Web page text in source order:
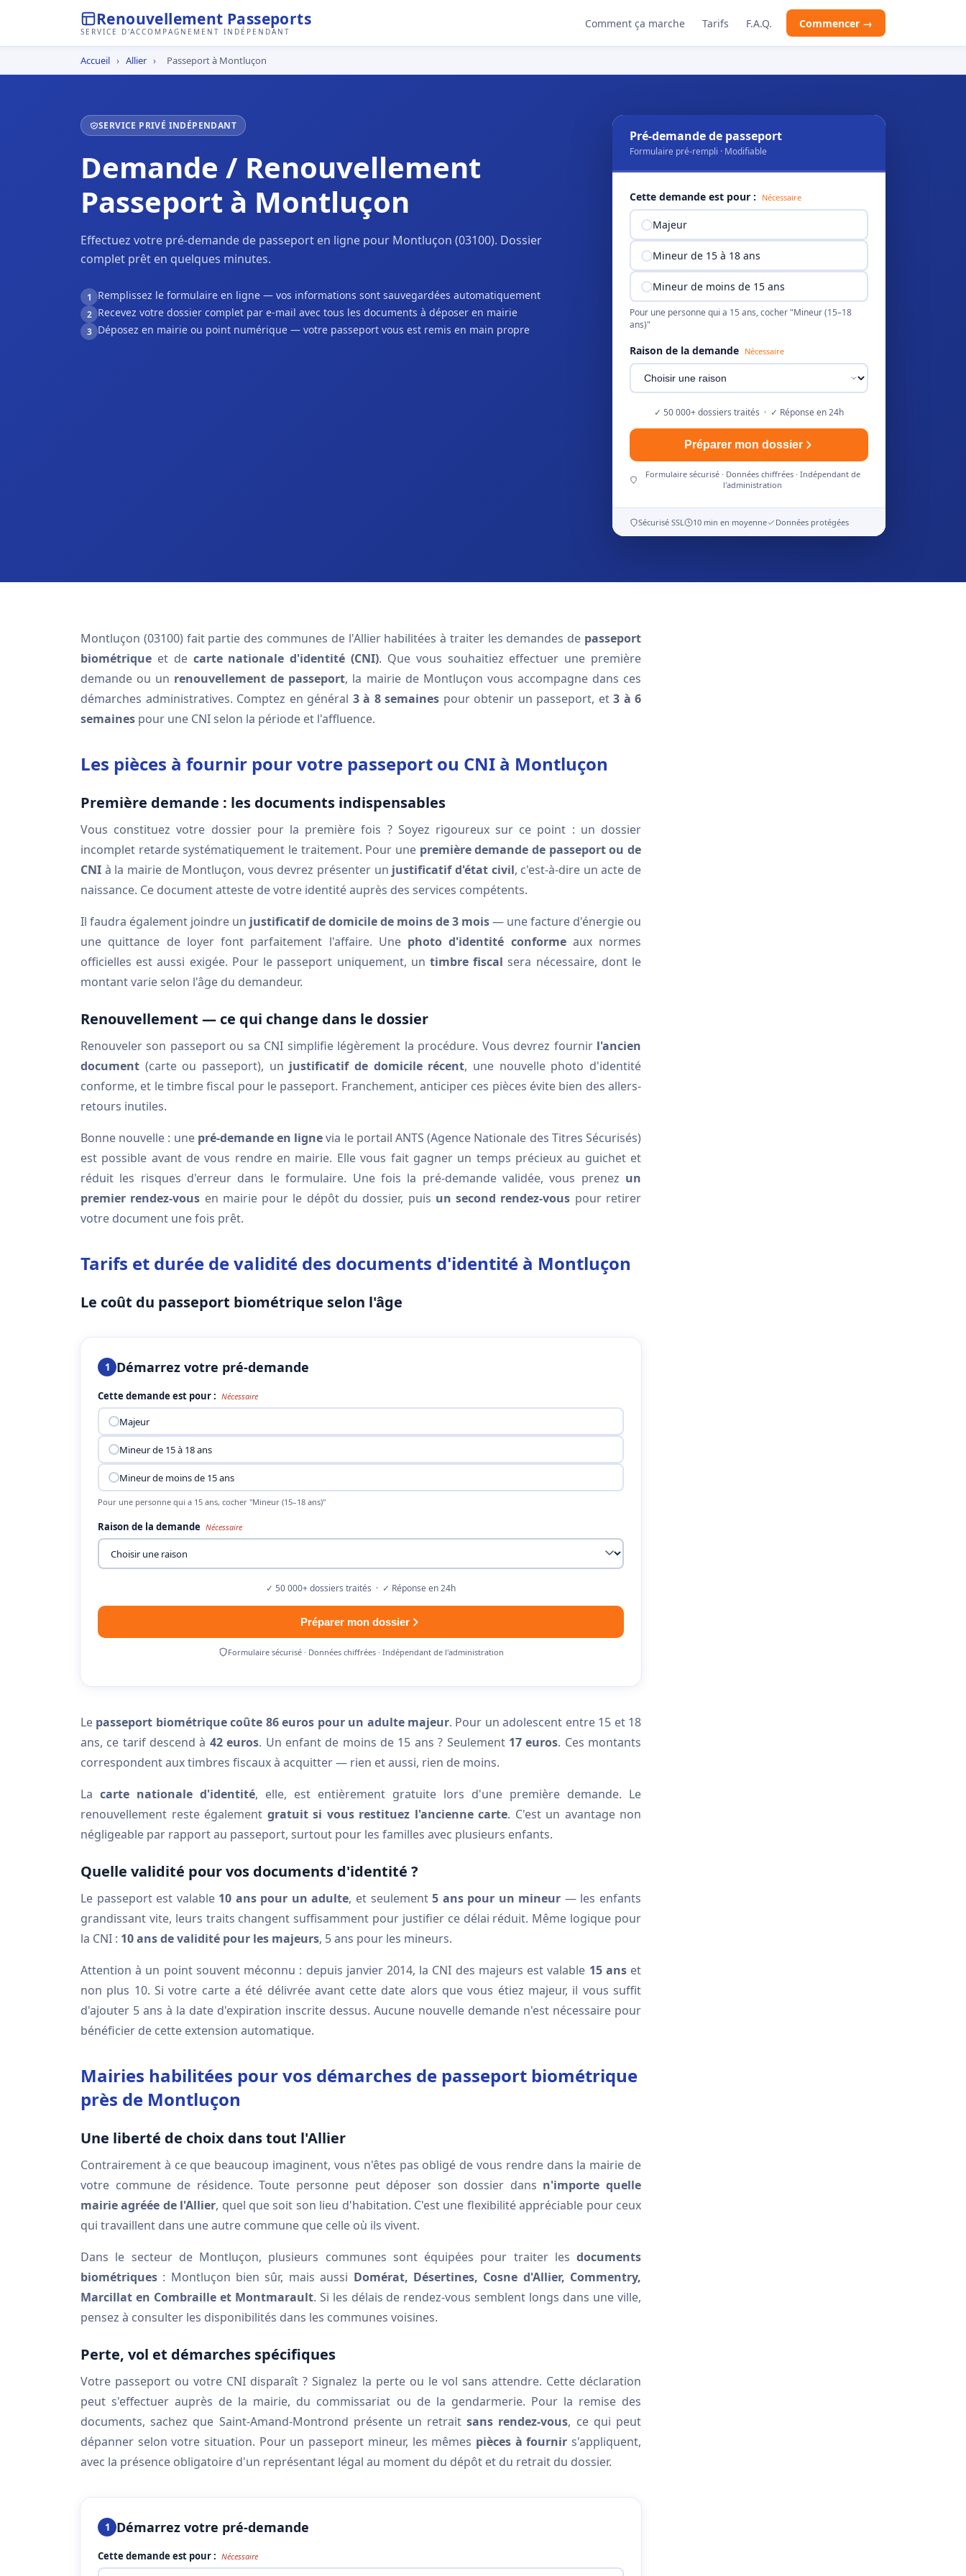
Renouvellement Passeports
SERVICE D'ACCOMPAGNEMENT INDÉPENDANT
Comment ça marche Tarifs F.A.Q. Commencer →
Accueil › Allier › Passeport à Montluçon
SERVICE PRIVÉ INDÉPENDANT
Demande / Renouvellement
Passeport à Montluçon
Effectuez votre pré-demande de passeport en ligne pour Montluçon (03100). Dossier
complet prêt en quelques minutes.
1 Remplissez le formulaire en ligne — vos informations sont sauvegardées automatiquement
2 Recevez votre dossier complet par e-mail avec tous les documents à déposer en mairie
3 Déposez en mairie ou point numérique — votre passeport vous est remis en main propre
Pré-demande de passeport
Formulaire pré-rempli · Modifiable
Cette demande est pour : Nécessaire
Majeur
Mineur de 15 à 18 ans
Mineur de moins de 15 ans
Pour une personne qui a 15 ans, cocher "Mineur (15–18
ans)"
Raison de la demande Nécessaire
✓ 50 000+ dossiers traités · ✓ Réponse en 24h
Préparer mon dossier
Formulaire sécurisé · Données chiffrées · Indépendant de
l'administration
Sécurisé SSL 10 min en moyenne Données protégées
Montluçon (03100) fait partie des communes de l'Allier habilitées à traiter les demandes de passeport
biométrique et de carte nationale d'identité (CNI). Que vous souhaitiez effectuer une première
demande ou un renouvellement de passeport, la mairie de Montluçon vous accompagne dans ces
démarches administratives. Comptez en général 3 à 8 semaines pour obtenir un passeport, et 3 à 6
semaines pour une CNI selon la période et l'affluence.
Les pièces à fournir pour votre passeport ou CNI à Montluçon
Première demande : les documents indispensables
Vous constituez votre dossier pour la première fois ? Soyez rigoureux sur ce point : un dossier
incomplet retarde systématiquement le traitement. Pour une première demande de passeport ou de
CNI à la mairie de Montluçon, vous devrez présenter un justificatif d'état civil, c'est-à-dire un acte de
naissance. Ce document atteste de votre identité auprès des services compétents.
Il faudra également joindre un justificatif de domicile de moins de 3 mois— une facture d'énergie ou
une quittance de loyer font parfaitement l'affaire. Une photo d'identité conformeaux normes
officielles est aussi exigée. Pour le passeport uniquement, un timbre fiscal sera nécessaire, dont le
montant varie selon l'âge du demandeur.
Renouvellement — ce qui change dans le dossier
Renouveler son passeport ou sa CNI simplifie légèrement la procédure. Vous devrez fournir l'ancien
document (carte ou passeport), un justificatif de domicile récent, une nouvelle photo d'identité
conforme, et le timbre fiscal pour le passeport. Franchement, anticiper ces pièces évite bien des allers-
retours inutiles.
Bonne nouvelle : une pré-demande en lignevia le portail ANTS (Agence Nationale des Titres Sécurisés)
est possible avant de vous rendre en mairie. Elle vous fait gagner un temps précieux au guichet et
réduit les risques d'erreur dans le formulaire. Une fois la pré-demande validée, vous prenez un
premier rendez-vous en mairie pour le dépôt du dossier, puis un second rendez-vous pour retirer
votre document une fois prêt.
Tarifs et durée de validité des documents d'identité à Montluçon
Le coût du passeport biométrique selon l'âge
1 Démarrez votre pré-demande
Cette demande est pour : Nécessaire
Majeur
Mineur de 15 à 18 ans
Mineur de moins de 15 ans
Pour une personne qui a 15 ans, cocher "Mineur (15–18 ans)"
Raison de la demande Nécessaire
✓ 50 000+ dossiers traités · ✓ Réponse en 24h
Préparer mon dossier
Formulaire sécurisé · Données chiffrées · Indépendant de l'administration
Le passeport biométrique coûte 86 euros pour un adulte majeur. Pour un adolescent entre 15 et 18
ans, ce tarif descend à 42 euros. Un enfant de moins de 15 ans ? Seulement 17 euros. Ces montants
correspondent aux timbres fiscaux à acquitter — rien et aussi, rien de moins.
La carte nationale d'identité, elle, est entièrement gratuite lors d'une première demande. Le
renouvellement reste également gratuit si vous restituez l'ancienne carte. C'est un avantage non
négligeable par rapport au passeport, surtout pour les familles avec plusieurs enfants.
Quelle validité pour vos documents d'identité ?
Le passeport est valable 10 ans pour un adulte, et seulement5 ans pour un mineur — les enfants
grandissant vite, leurs traits changent suffisamment pour justifier ce délai réduit. Même logique pour
la CNI : 10 ans de validité pour les majeurs, 5 ans pour les mineurs.
Attention à un point souvent méconnu : depuis janvier 2014, la CNI des majeurs est valable 15 anset
non plus 10. Si votre carte a été délivrée avant cette date alors que vous étiez majeur, il vous suffit
d'ajouter 5 ans à la date d'expiration inscrite dessus. Aucune nouvelle demande n'est nécessaire pour
bénéficier de cette extension automatique.
Mairies habilitées pour vos démarches de passeport biométrique
près de Montluçon
Une liberté de choix dans tout l'Allier
Contrairement à ce que beaucoup imaginent, vous n'êtes pas obligé de vous rendre dans la mairie de
votre commune de résidence. Toute personne peut déposer son dossier dans n'importe quelle
mairie agréée de l'Allier, quel que soit son lieu d'habitation. C'est une flexibilité appréciable pour ceux
qui travaillent dans une autre commune que celle où ils vivent.
Dans le secteur de Montluçon, plusieurs communes sont équipées pour traiter les documents
biométriques : Montluçon bien sûr, mais aussi Domérat, Désertines, Cosne d'Allier, Commentry,
Marcillat en Combraille et Montmarault. Si les délais de rendez-vous semblent longs dans une ville,
pensez à consulter les disponibilités dans les communes voisines.
Perte, vol et démarches spécifiques
Votre passeport ou votre CNI disparaît ? Signalez la perte ou le vol sans attendre. Cette déclaration
peut s'effectuer auprès de la mairie, du commissariat ou de la gendarmerie. Pour la remise des
documents, sachez que Saint-Amand-Montrond présente un retraitsans rendez-vous, ce qui peut
dépanner selon votre situation. Pour un passeport mineur, les mêmes pièces à fournir s'appliquent,
avec la présence obligatoire d'un représentant légal au moment du dépôt et du retrait du dossier.
1 Démarrez votre pré-demande
Cette demande est pour : Nécessaire